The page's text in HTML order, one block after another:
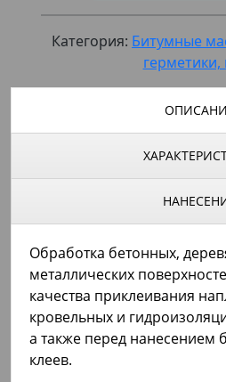
Категория: Битумные
герметики,
Обработка бетонных,
металлических
качества приклеивания
кровельных и
а также перед нанесением
клеев.